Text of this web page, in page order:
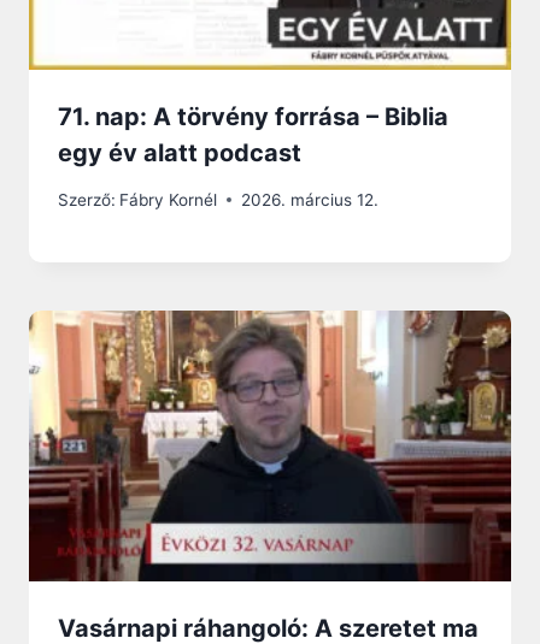
71. nap: A törvény forrása – Biblia
egy év alatt podcast
Szerző: Fábry Kornél 2026. március 12.
Vasárnapi ráhangoló: A szeretet ma